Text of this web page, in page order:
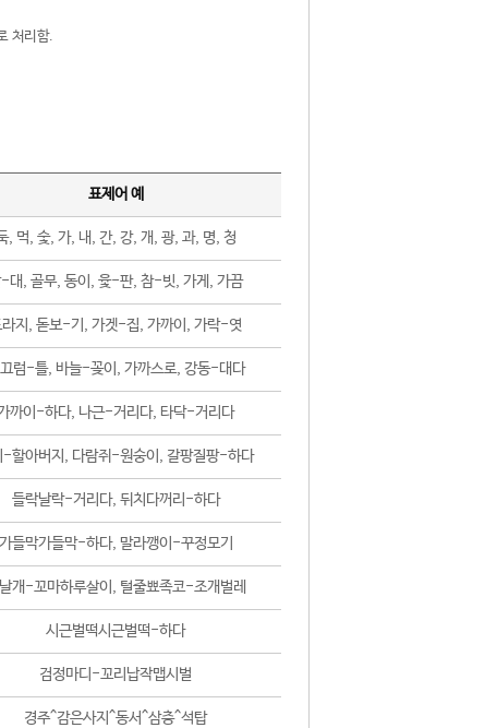
처리함.
표제어 예
, 먹, 숯, 가, 내, 간, 강, 개, 광, 과, 명, 청
-대, 골무, 동이, 윷-판, 참-빗, 가게, 가끔
라지, 돋보-기, 가겟-집, 가까이, 가락-엿
럼-틀, 바늘-꽂이, 가까스로, 강동-대다
까이-하다, 나근-거리다, 타닥-거리다
-할아버지, 다람쥐-원숭이, 갈팡질팡-하다
들락날락-거리다, 뒤치다꺼리-하다
가들막가들막-하다, 말라깽이-꾸정모기
개-꼬마하루살이, 털줄뾰족코-조개벌레
시근벌떡시근벌떡-하다
검정마디-꼬리납작맵시벌
경주^감은사지^동서^삼층^석탑